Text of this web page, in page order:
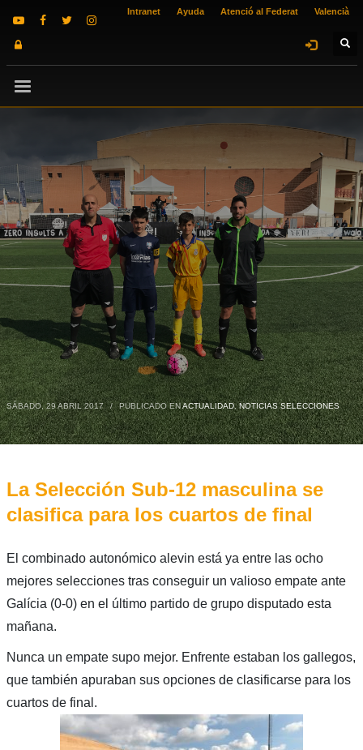
Intranet Ayuda Atenció al Federat Valencià
SÁBADO, 29 ABRIL 2017 / PUBLICADO ENACTUALIDAD,NOTICIAS SELECCIONES
La Selección Sub-12 masculina se
clasifica para los cuartos de final
El combinado autonómico alevin está ya entre las ocho
mejores selecciones tras conseguir un valioso empate ante
Galícia (0-0) en el último partido de grupo disputado esta
mañana.
Nunca un empate supo mejor. Enfrente estaban los gallegos,
que también apuraban sus opciones de clasificarse para los
cuartos de final.